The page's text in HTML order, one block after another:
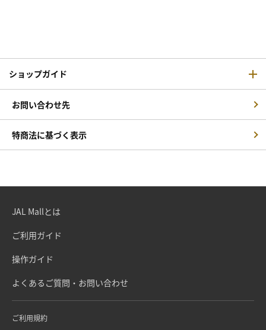
ショップガイド
お問い合わせ先
特商法に基づく表示
JAL Mallとは
ご利用ガイド
操作ガイド
よくあるご質問・お問い合わせ
ご利用規約